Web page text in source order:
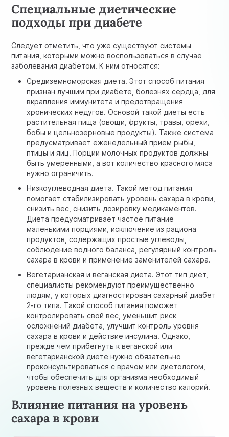
Специальные диетические
подходы при диабете
Следует отметить, что уже существуют системы
питания, которыми можно воспользоваться в случае
заболевания диабетом. К ним относятся:
Средиземноморская диета. Этот способ питания
признан лучшим при диабете, болезнях сердца, для
вкрапления иммунитета и предотвращения
хронических недугов. Основой такой диеты есть
растительная пища (овощи, фрукты, травы, орехи,
бобы и цельнозерновые продукты). Также система
предусматривает еженедельный приём рыбы,
птицы и яиц. Порции молочных продуктов должны
быть умеренными, а вот количество красного мяса
нужно ограничить.
Низкоуглеводная диета. Такой метод питания
помогает стабилизировать уровень сахара в крови,
снизить вес, снизить дозировку медикаментов.
Диета предусматривает частое питание
маленькими порциями, исключение из рациона
продуктов, содержащих простые углеводы,
соблюдение водного баланса, регулярный контроль
сахара в крови и применение заменителей сахара.
Вегетарианская и веганская диета. Этот тип диет,
специалисты рекомендуют преимущественно
людям, у которых диагностирован сахарный диабет
2-го типа. Такой способ питания поможет
контролировать свой вес, уменьшит риск
осложнений диабета, улучшит контроль уровня
сахара в крови и действие инсулина. Однако,
прежде чем прибегнуть к веганской или
вегетарианской диете нужно обязательно
проконсультироваться с врачом или диетологом,
чтобы обеспечить для организма необходимый
уровень полезных веществ и количество калорий.
Влияние питания на уровень
сахара в крови